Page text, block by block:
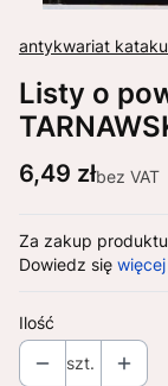
antykwariat
Listy o
Cena
6,49 złbez VAT
Za zakup
Dowiedz się
Ilość
szt.